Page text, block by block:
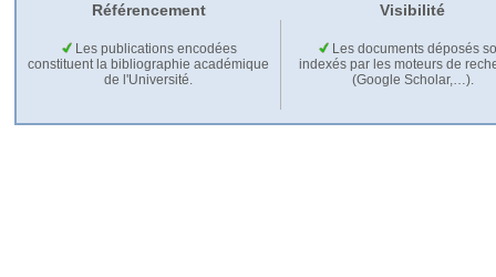
Référencement Visibilité
Les publications encodées
constituent la bibliographie académique
de l'Université.
Les documents déposés
indexés par les moteurs de
(Google Scholar,…).